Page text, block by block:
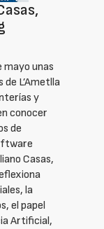
mayo unas
L’Ametlla
y
conocer
de
Casas,
la
el papel
Artificial,